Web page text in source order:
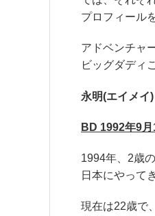
プロフィール
アドベンチャ
ビッグダディ
永明(エイメイ)
BD 1992年9月
1994年、2歳
日本にやって
現在は22歳で、